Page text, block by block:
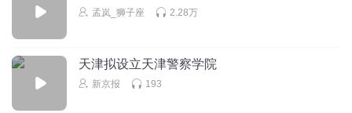
孟岚_狮子座 2.28万
天津拟设立天津警察学院
新京报 193